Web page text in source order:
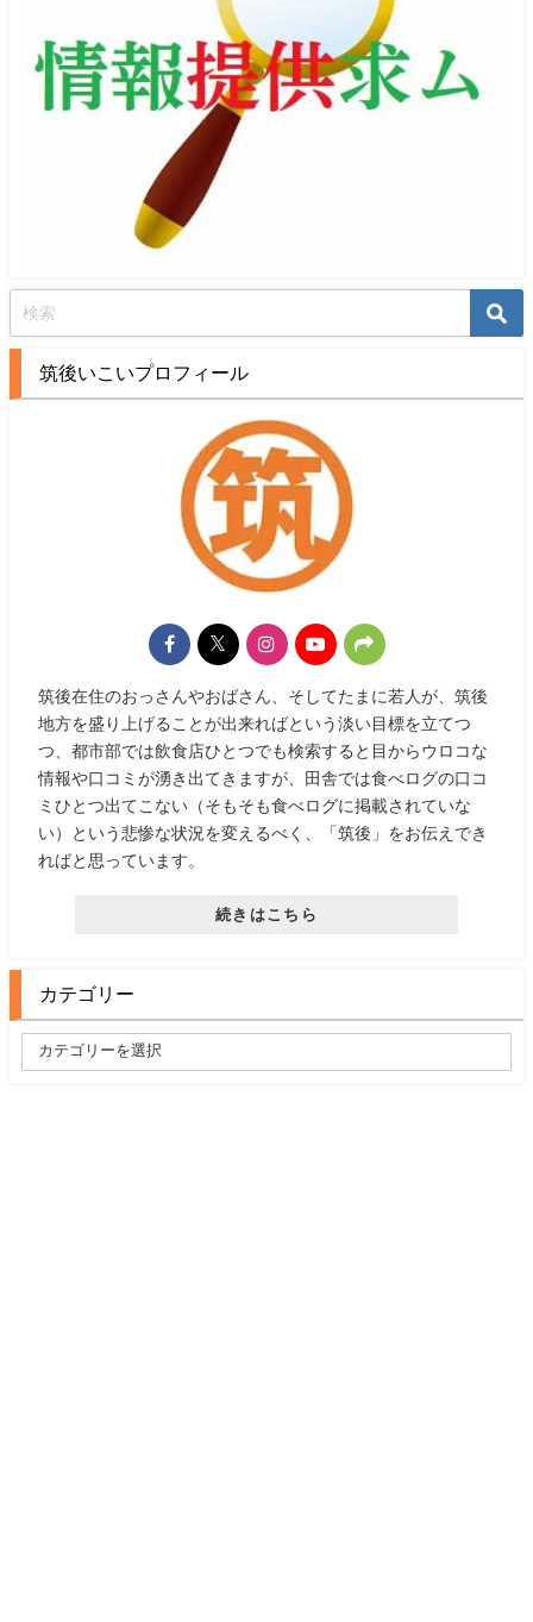
筑後いこいプロフィール
筑後在住のおっさんやおばさん、そしてたまに若人が、筑後
地方を盛り上げることが出来ればという淡い目標を立てつ
つ、都市部では飲食店ひとつでも検索すると目からウロコな
情報や口コミが湧き出てきますが、田舎では食べログの口コ
ミひとつ出てこない（そもそも食べログに掲載されていな
い）という悲惨な状況を変えるべく、「筑後」をお伝えでき
ればと思っています。
続きはこちら
カテゴリー